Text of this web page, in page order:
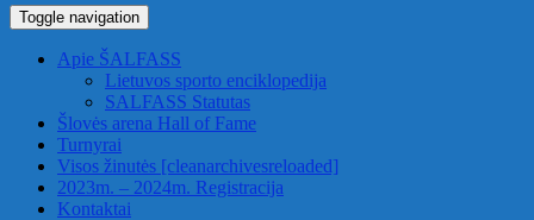
Toggle navigation
Apie ŠALFASS
Lietuvos sporto enciklopedija
SALFASS Statutas
Šlovės arena Hall of Fame
Turnyrai
Visos žinutės [cleanarchivesreloaded]
2023m. – 2024m. Registracija
Kontaktai